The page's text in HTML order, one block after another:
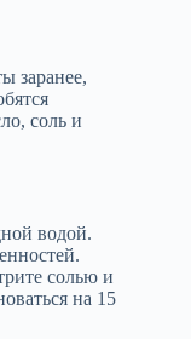
заранее,
соль и
водой.
солью и
на 15